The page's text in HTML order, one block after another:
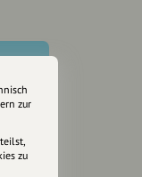
zur
zu